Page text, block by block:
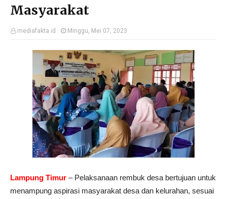
Masyarakat
mediafakta.id Minggu, Mei 07, 2023
Lampung Timur – Pelaksanaan rembuk desa bertujuan untuk
menampung aspirasi masyarakat desa dan kelurahan, sesuai